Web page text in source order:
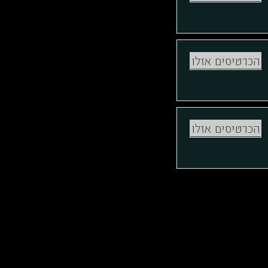
לרכישה
הכרטיסים אזלו
לרכישה
הכרטיסים אזלו